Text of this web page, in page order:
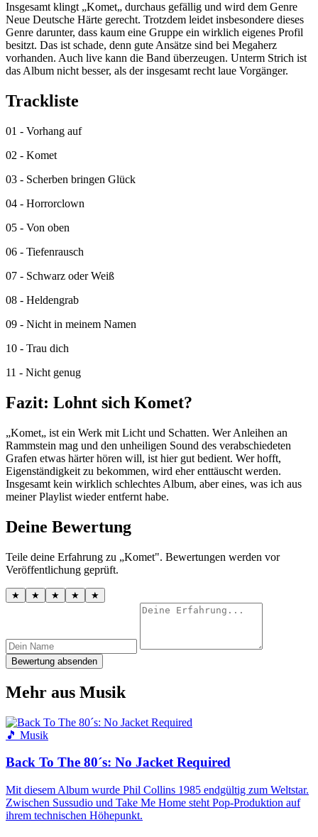
Insgesamt klingt „Komet„ durchaus gefällig und wird dem Genre
Neue Deutsche Härte gerecht. Trotzdem leidet insbesondere dieses
Genre darunter, dass kaum eine Gruppe ein wirklich eigenes Profil
besitzt. Das ist schade, denn gute Ansätze sind bei Megaherz
vorhanden. Auch live kann die Band überzeugen. Unterm Strich ist
das Album nicht besser, als der insgesamt recht laue Vorgänger.
Trackliste
01 - Vorhang auf
02 - Komet
03 - Scherben bringen Glück
04 - Horrorclown
05 - Von oben
06 - Tiefenrausch
07 - Schwarz oder Weiß
08 - Heldengrab
09 - Nicht in meinem Namen
10 - Trau dich
11 - Nicht genug
Fazit: Lohnt sich Komet?
„Komet„ ist ein Werk mit Licht und Schatten. Wer Anleihen an
Rammstein mag und den unheiligen Sound des verabschiedeten
Grafen etwas härter hören will, ist hier gut bedient. Wer hofft,
Eigenständigkeit zu bekommen, wird eher enttäuscht werden.
Insgesamt kein wirklich schlechtes Album, aber eines, was ich aus
meiner Playlist wieder entfernt habe.
Deine Bewertung
Teile deine Erfahrung zu „Komet". Bewertungen werden vor
Veröffentlichung geprüft.
★ ★ ★ ★ ★
Bewertung absenden
Mehr aus Musik
🎵 Musik
Back To The 80´s: No Jacket Required
Mit diesem Album wurde Phil Collins 1985 endgültig zum Weltstar.
Zwischen Sussudio und Take Me Home steht Pop-Produktion auf
ihrem technischen Höhepunkt.